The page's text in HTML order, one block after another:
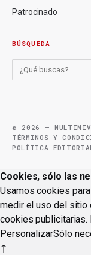
Patrocinado
BÚSQUEDA
© 2026 —
TÉRMINOS Y
POLÍTICA EDITORIAL
Cookies, sólo las
Usamos cookies
medir el uso del sitio
cookies publicitarias.
PersonalizarSólo
↑